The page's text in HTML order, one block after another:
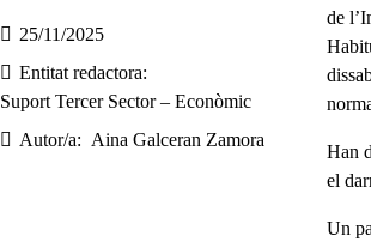
25/11/2025
Entitat redactora
Suport Tercer Sector – Econòmic
Autor/a
Aina Galceran Zamora
de
Han
el
Un